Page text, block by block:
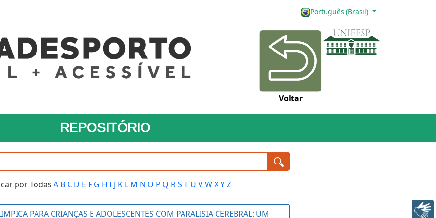
Português (Brasil)
Voltar
REPOSITÓRIO
por Todas A B C D E F G H I J K L M N O P Q R S T U V W X Y Z